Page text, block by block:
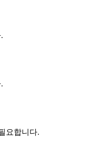
요합니다.